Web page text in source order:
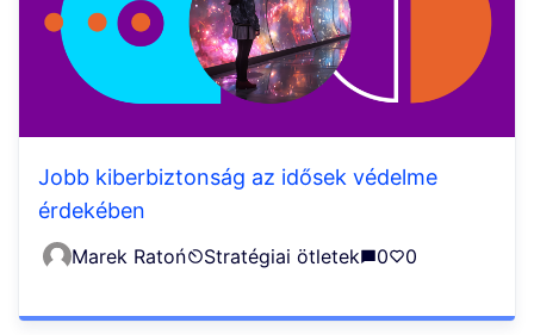
Jobb kiberbiztonság az idősek védelme
érdekében
Marek Ratoń Stratégiai ötletek 0 0